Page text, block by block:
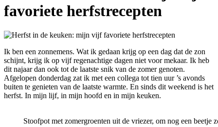
favoriete herfstrecepten
Ik ben een zonnemens. Wat ik gedaan krijg op een dag dat de zon
schijnt, krijg ik op vijf regenachtige dagen niet voor mekaar. Ik heb
dit najaar dan ook tot de laatste snik van de zomer genoten.
Afgelopen donderdag zat ik met een collega tot tien uur ’s avonds
buiten te genieten van de laatste warmte. En sinds dit weekend is het
herfst. In mijn lijf, in mijn hoofd en in mijn keuken.
Stoofpot met zomergroenten uit de vriezer, om nog een beetje